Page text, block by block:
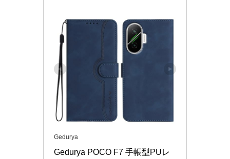
Gedurya
Gedurya POCO F7 手帳型PUレ